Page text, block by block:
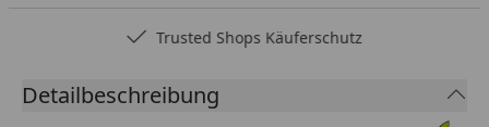
Trusted Shops Käuferschutz
Detailbeschreibung